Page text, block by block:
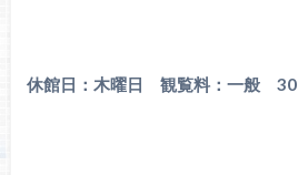
休館日：木曜日 観覧料：一般